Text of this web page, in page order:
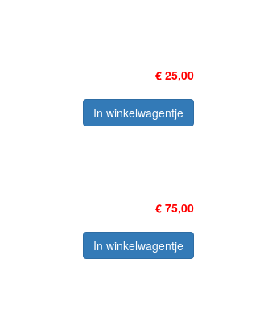
€ 25,00
In winkelwagentje
€ 75,00
In winkelwagentje